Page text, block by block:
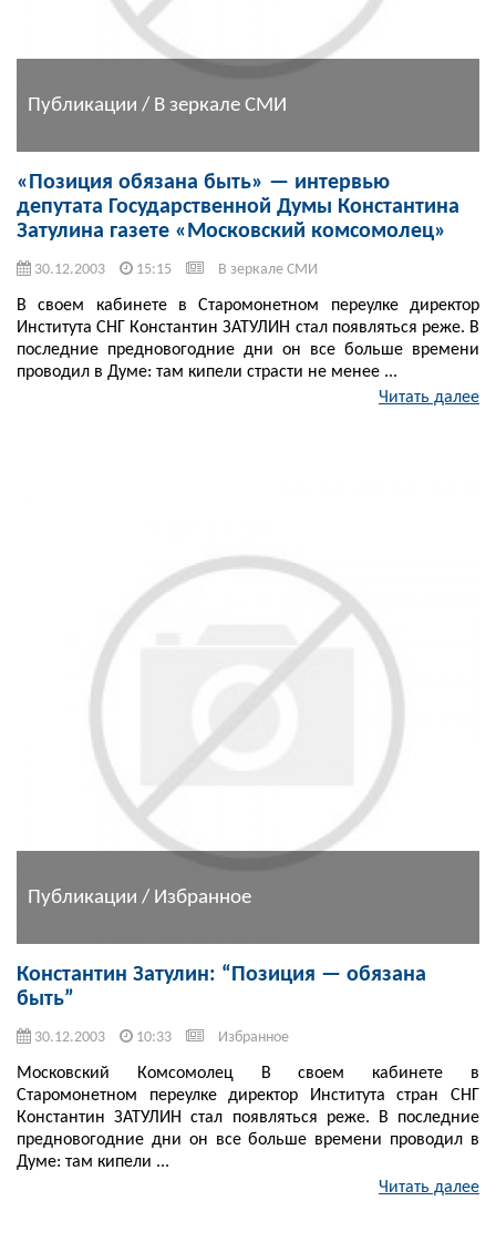
Публикации / В зеркале СМИ
«Позиция обязана быть» — интервью
депутата Государственной Думы Константина
Затулина газете «Московский комсомолец»
30.12.2003 15:15 В зеркале СМИ
В своем кабинете в Старомонетном переулке директор
Института СНГ Константин ЗАТУЛИН стал появляться реже. В
последние предновогодние дни он все больше времени
проводил в Думе: там кипели страсти не менее ...
Читать далее
Публикации / Избранное
Константин Затулин: “Позиция — обязана
быть”
30.12.2003 10:33 Избранное
Московский Комсомолец В своем кабинете в
Старомонетном переулке директор Института стран СНГ
Константин ЗАТУЛИН стал появляться реже. В последние
предновогодние дни он все больше времени проводил в
Думе: там кипели ...
Читать далее